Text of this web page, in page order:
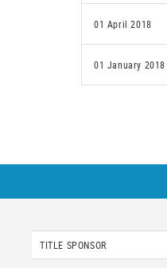
01 April 2018
01 January 2018
TITLE SPONSOR